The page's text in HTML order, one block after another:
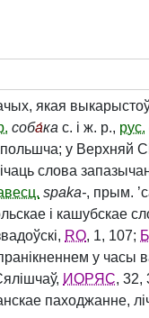
якая
соба́ка с. і ж. р., рус.
у Верхняй
слова
spaka‑, прым.
і кашубскае
RO, 1, 107;
у часы
ИОРЯС, 32,
паходжанне,